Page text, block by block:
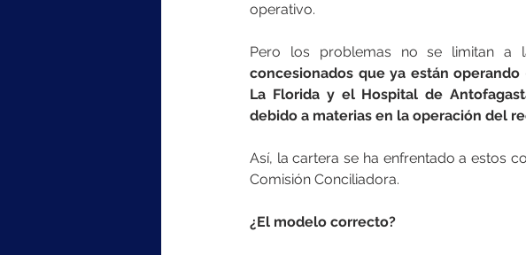
operativo.
Pero los problemas no se limitan a
concesionados que ya están operando
La Florida y el Hospital de
debido a materias en la operación del
Así, la cartera se ha enfrentado a estos
Comisión Conciliadora.
¿El modelo correcto?